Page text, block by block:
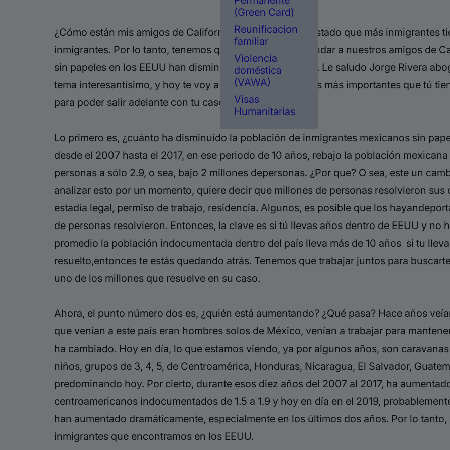
(Green Card)
Reunificacion
familiar
Violencia
doméstica
(VAWA)
Visas
Humanitarias
¿Cómo están mis amigos de California?California es el estado que más inmigrantes
inmigrantes. Por lo tanto, tenemos que enfocarnos en ayudar a nuestros amigos de
sin papeles en los EEUU han disminuido dramáticamente. Le saludo Jorge Rivera
tema interesantísimo, y hoy te voy a decir las cuatro cosas más importantes que tú
para poder salir adelante con tu caso de inmigración.
Lo primero es, ¿cuánto ha disminuido la población de inmigrantes mexicanos sin
desde el 2007 hasta el 2017, en ese periodo de 10 años, rebajo la población
personas a sólo 2.9, o sea, bajo 2 millones depersonas. ¿Por que? O sea, este un
analizar esto por un momento, quiere decir que millones de personas resolvieron
estadía legal, permiso de trabajo, residencia. Algunos, es posible que los
de personas resolvieron. Entonces, la clave es si tú llevas años dentro de EEUU y no
promedio la población indocumentada dentro del país lleva más de 10 años si tu
resuelto,entonces te estás quedando atrás. Tenemos que trabajar juntos para
uno de los millones que resuelve en su caso.
Ahora, el punto número dos es, ¿quién está aumentando? ¿Qué pasa? Hace años
que venían a este país eran hombres solos de México, venían a trabajar para
ha cambiado. Hoy en día, lo que estamos viendo, ya por algunos años, son
niños, grupos de 3, 4, 5, de Centroamérica, Honduras, Nicaragua, El Salvador,
predominando hoy. Por cierto, durante esos diez años del 2007 al 2017, ha
centroamericanos indocumentados de 1.5 a 1.9 y hoy en día en el 2019,
han aumentado dramáticamente, especialmente en los últimos dos años. Por lo
inmigrantes que encontramos en los EEUU.